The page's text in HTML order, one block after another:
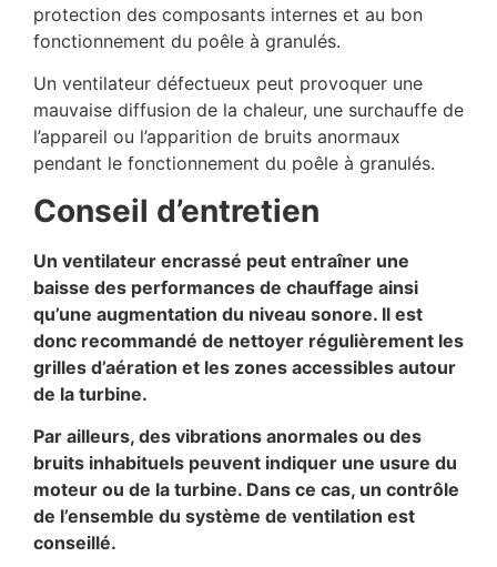
protection des composants internes et au bon
fonctionnement du poêle à granulés.
Un ventilateur défectueux peut provoquer une
mauvaise diffusion de la chaleur, une surchauffe de
l’appareil ou l’apparition de bruits anormaux
pendant le fonctionnement du poêle à granulés.
Conseil d’entretien
Un ventilateur encrassé peut entraîner une
baisse des performances de chauffage ainsi
qu’une augmentation du niveau sonore. Il est
donc recommandé de nettoyer régulièrement les
grilles d’aération et les zones accessibles autour
de la turbine.
Par ailleurs, des vibrations anormales ou des
bruits inhabituels peuvent indiquer une usure du
moteur ou de la turbine. Dans ce cas, un contrôle
de l’ensemble du système de ventilation est
conseillé.